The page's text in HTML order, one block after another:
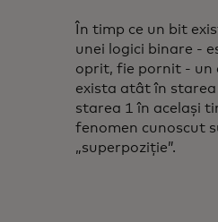
În timp ce un bit
unei logici binare -
oprit, fie pornit - un
exista atât în starea
starea 1 în același
fenomen cunoscut
„superpoziție”.